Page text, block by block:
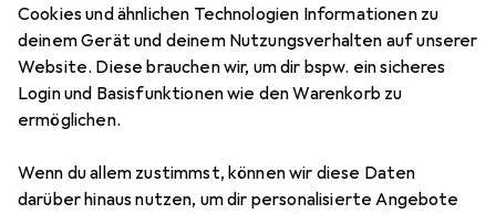
Cookies und ähnlichen Technologien Informationen zu
deinem Gerät und deinem Nutzungsverhalten auf unserer
Website. Diese brauchen wir, um dir bspw. ein sicheres
Login und Basisfunktionen wie den Warenkorb zu
ermöglichen.
Wenn du allem zustimmst, können wir diese Daten
darüber hinaus nutzen, um dir personalisierte Angebote
4 Bilder
Schwalbe One
Preis in EUR inkl. MwSt.
EUR
36,94